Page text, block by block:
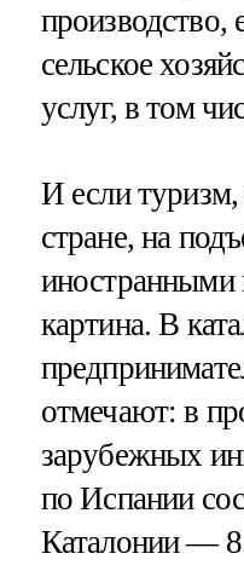
сельское
услуг, в том
И если туризм,
стране, на
иностранными
картина. В
отмечают: в
зарубежных
по Испании
Каталонии —